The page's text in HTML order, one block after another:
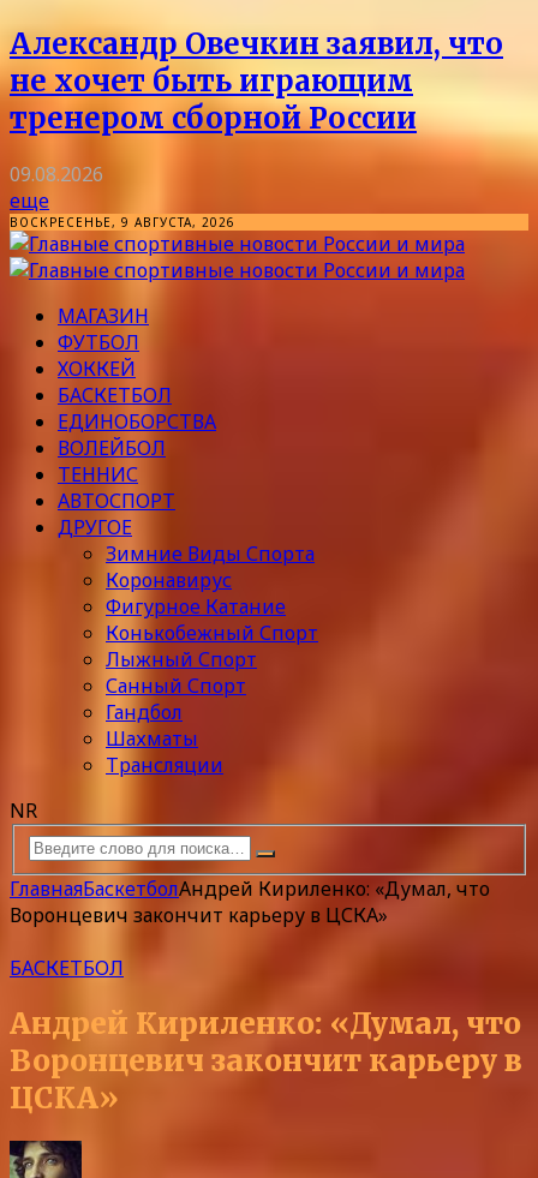
Александр Овечкин заявил, что
не хочет быть играющим
тренером сборной России
09.08.2026
еще
ВОСКРЕСЕНЬЕ, 9 АВГУСТА, 2026
МАГАЗИН
ФУТБОЛ
ХОККЕЙ
БАСКЕТБОЛ
ЕДИНОБОРСТВА
ВОЛЕЙБОЛ
ТЕННИС
АВТОСПОРТ
ДРУГОЕ
Зимние Виды Спорта
Коронавирус
Фигурное Катание
Конькобежный Спорт
Лыжный Спорт
Санный Спорт
Гандбол
Шахматы
Трансляции
NR
ГлавнаяБаскетболАндрей Кириленко: «Думал, что
Воронцевич закончит карьеру в ЦСКА»
БАСКЕТБОЛ
Андрей Кириленко: «Думал, что
Воронцевич закончит карьеру в
ЦСКА»